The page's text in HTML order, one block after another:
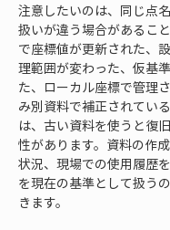
注意したいのは、同じ点
扱いが違う場合があるこ
で座標値が更新された、
理範囲が変わった、仮基
た、ローカル座標で管理
み別資料で補正されてい
は、古い資料を使うと復
性があります。資料の作
状況、現場での使用履歴
を現在の基準として扱う
きます。